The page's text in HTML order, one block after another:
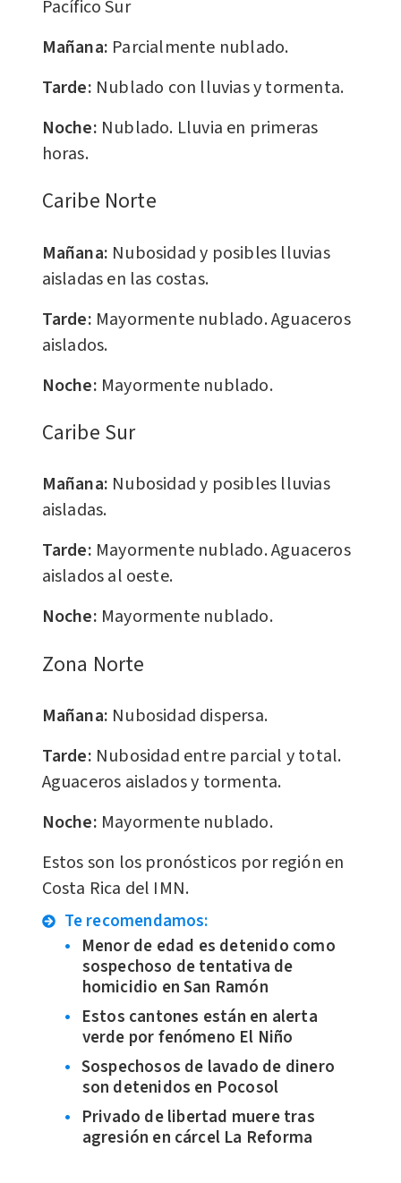
Pacífico Sur
Mañana: Parcialmente nublado.
Tarde: Nublado con lluvias y tormenta.
Noche: Nublado. Lluvia en primeras
horas.
Caribe Norte
Mañana: Nubosidad y posibles lluvias
aisladas en las costas.
Tarde: Mayormente nublado. Aguaceros
aislados.
Noche: Mayormente nublado.
Caribe Sur
Mañana: Nubosidad y posibles lluvias
aisladas.
Tarde: Mayormente nublado. Aguaceros
aislados al oeste.
Noche: Mayormente nublado.
​Zona Norte
Mañana: Nubosidad dispersa.
Tarde: Nubosidad entre parcial y total.
Aguaceros aislados y tormenta.
Noche: Mayormente nublado.
Estos son los pronósticos por región en
Costa Rica del IMN.
Te recomendamos:
Menor de edad es detenido como
sospechoso de tentativa de
homicidio en San Ramón
Estos cantones están en alerta
verde por fenómeno El Niño
Sospechosos de lavado de dinero
son detenidos en Pocosol
Privado de libertad muere tras
agresión en cárcel La Reforma